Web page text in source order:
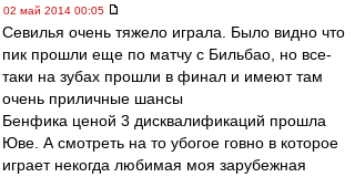
02 май 2014 00:05
Севилья очень тяжело играла. Было видно что
пик прошли еще по матчу с Бильбао, но все-
таки на зубах прошли в финал и имеют там
очень приличные шансы
Бенфика ценой 3 дисквалификаций прошла
Юве. А смотреть на то убогое говно в которое
играет некогда любимая моя зарубежная